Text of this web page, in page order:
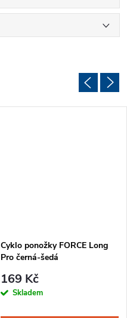
Cyklo ponožky FORCE Long
Pro černá-šedá
169 Kč
Skladem